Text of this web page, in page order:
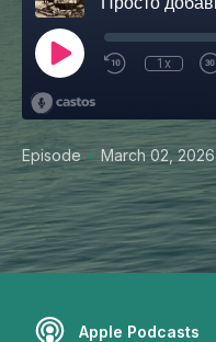
1x
Episode• March 02, 2026
Apple Podcasts